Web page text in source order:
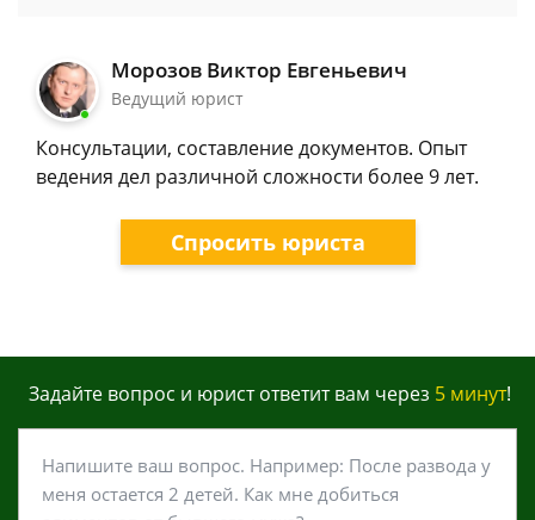
Морозов Виктор Евгеньевич
Ведущий юрист
Консультации, составление документов. Опыт
ведения дел различной сложности более 9 лет.
Спросить юриста
Задайте вопрос и юрист ответит вам через 5 минут!